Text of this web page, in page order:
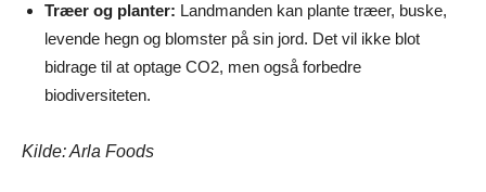
Træer og planter: Landmanden kan plante træer, buske,
levende hegn og blomster på sin jord. Det vil ikke blot
bidrage til at optage CO2, men også forbedre
biodiversiteten.
Kilde: Arla Foods